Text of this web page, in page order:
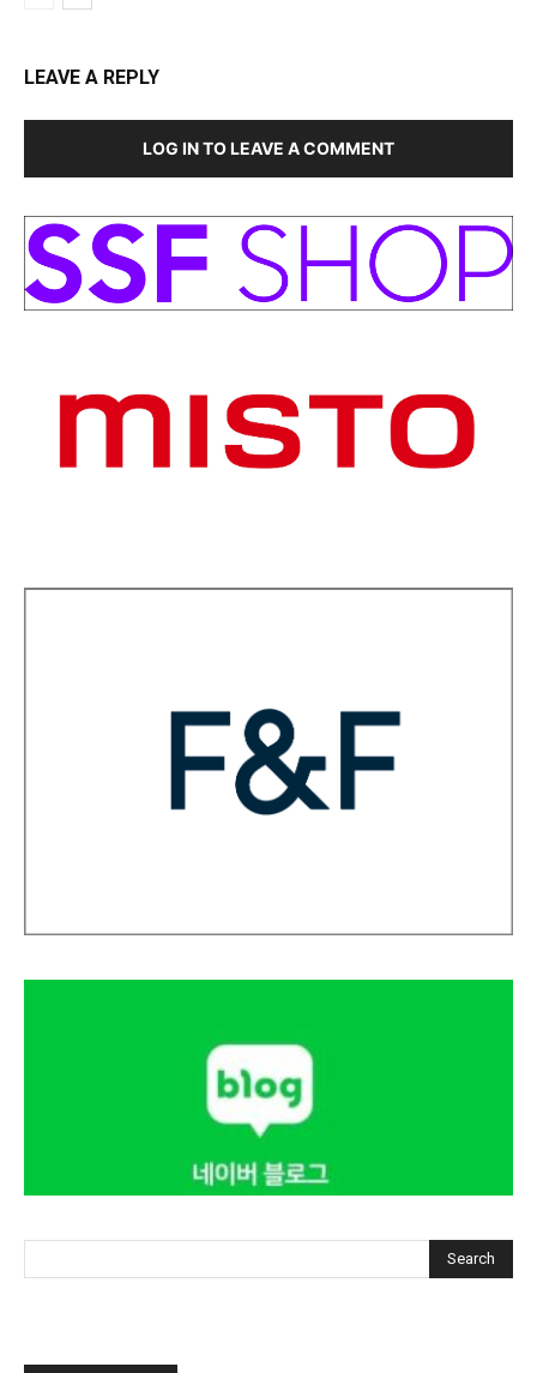
LEAVE A REPLY
LOG IN TO LEAVE A COMMENT
Search